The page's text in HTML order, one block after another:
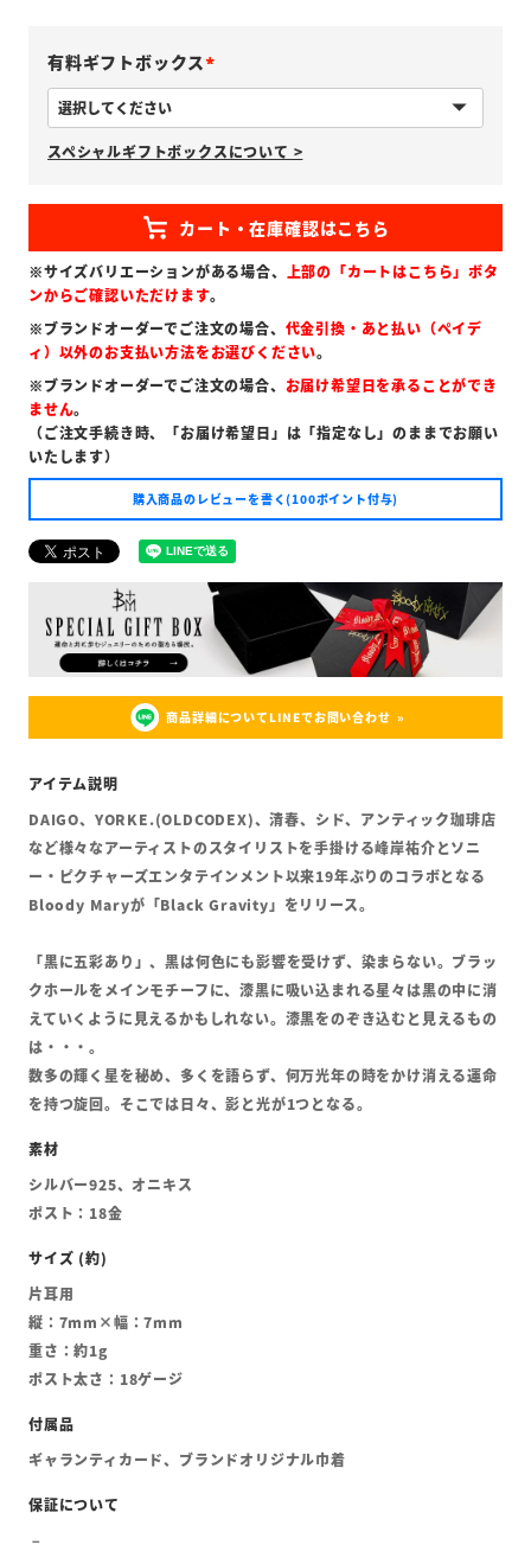
有料ギフトボックス
必
須
)
スペシャルギフトボックスについて >
※サイズバリエーションがある場合、 上部の「カートはこちら」ボタ
ンからご確認いただけます。
※ブランドオーダーでご注文の場合、 代金引換・あと払い（ペイデ
ィ）以外のお支払い方法をお選びください。
※ブランドオーダーでご注文の場合、 お届け希望日を承ることができ
ません。
（ご注文手続き時、「お届け希望日」は「指定なし」のままでお願い
いたします）
購入商品のレビューを書く(100ポイント付与)
商品詳細についてLINEでお問い合わせ
DAIGO、YORKE.(OLDCODEX)、清春、シド、アンティック珈琲店
など様々なアーティストのスタイリストを手掛ける峰岸祐介とソニ
ー・ピクチャーズエンタテインメント以来19年ぶりのコラボとなる
Bloody Maryが「Black Gravity」をリリース。
「黒に五彩あり」、黒は何色にも影響を受けず、染まらない。ブラッ
クホールをメインモチーフに、漆黒に吸い込まれる星々は黒の中に消
えていくように見えるかもしれない。漆黒をのぞき込むと見えるもの
は・・・。
数多の輝く星を秘め、多くを語らず、何万光年の時をかけ消える運命
を持つ旋回。そこでは日々、影と光が1つとなる。
シルバー925、オニキス
ポスト：18金
片耳用
縦：7mm×幅：7mm
重さ：約1g
ポスト太さ：18ゲージ
ギャランティカード、ブランドオリジナル巾着